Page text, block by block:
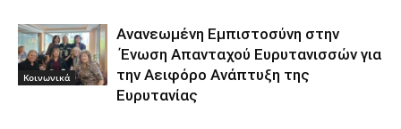
Κοινωνικά
Ανανεωμένη Εμπιστοσύνη στην
Ένωση Απανταχού Ευρυτανισσών για
την Αειφόρο Ανάπτυξη της
Ευρυτανίας